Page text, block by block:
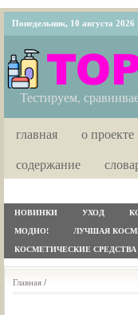
Понедельник, 10 августа 2026
Тестируем,
главная о проекте
содержание
НОВИНКИ УХОД
МОДНО! ЛУЧШАЯ
КОСМЕТИЧЕСКИЕ СРЕДСТВА
Главная /